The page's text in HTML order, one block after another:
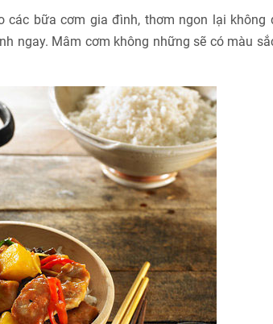
bữa cơm gia đình, thơm ngon lại không
ngay. Mâm cơm không những sẽ có màu